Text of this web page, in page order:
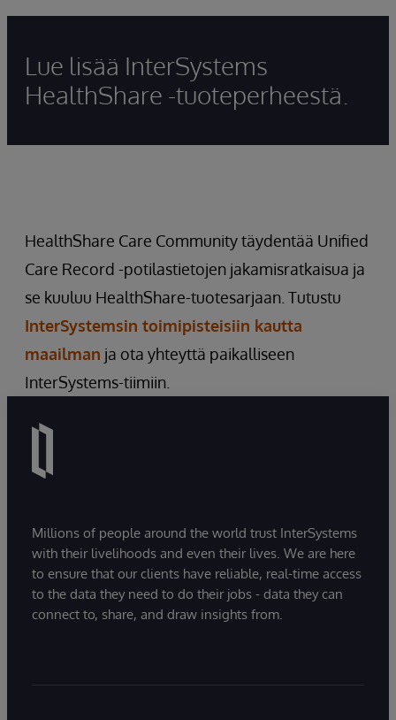
Lue lisää InterSystems
HealthShare -tuoteperheestä.
HealthShare Care Community täydentää Unified
Care Record -potilastietojen jakamisratkaisua ja
se kuuluu HealthShare-tuotesarjaan. Tutustu
InterSystemsin toimipisteisiin kautta
maailman ja ota yhteyttä paikalliseen
InterSystems-tiimiin.
Millions of people around the world trust InterSystems
with their livelihoods and even their lives. We are here
to ensure that our clients have reliable, real-time access
to the data they need to do their jobs - data they can
connect to, share, and draw insights from.